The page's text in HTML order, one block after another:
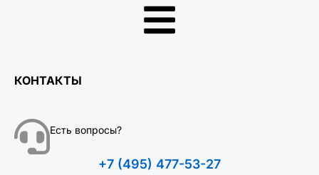
КОНТАКТЫ
Есть вопросы?
+7 (495) 477-53-27